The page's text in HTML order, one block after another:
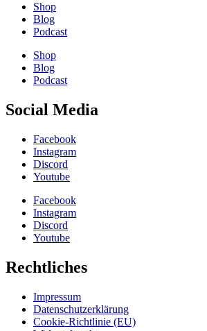
Shop
Blog
Podcast
Shop
Blog
Podcast
Social Media
Facebook
Instagram
Discord
Youtube
Facebook
Instagram
Discord
Youtube
Rechtliches
Impressum
Datenschutzerklärung
Cookie-Richtlinie (EU)